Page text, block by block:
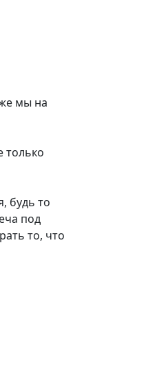
мы на
только
будь то
под
то, что